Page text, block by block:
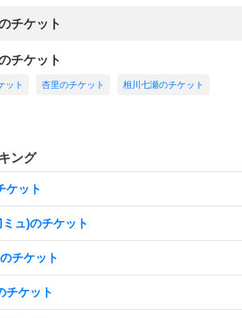
チケット
チケット
ット 杏里のチケット 相川七瀬のチケット
ング
ケット
ュ)のチケット
チケット
チケット